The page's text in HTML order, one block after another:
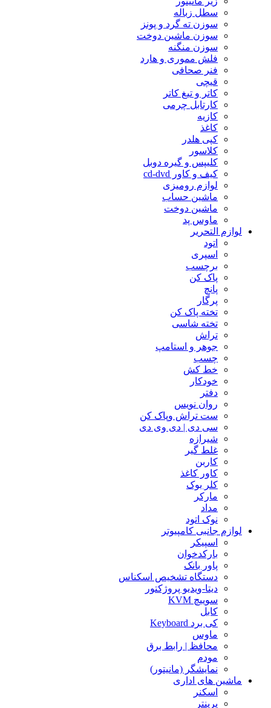
سطل زباله
سوزن ته گرد و پونز
سوزن ماشین دوخت
سوزن منگنه
فلش مموری و هارد
فنر صحافی
قیچی
کاتر و تیغ کاتر
کارتابل چرمی
کازیه
کاغذ
کپی هلدر
کلاسور
کلیپس و گیره دوبل
کیف و کاور cd-dvd
لوازم رومیزی
ماشین حساب
ماشین دوخت
ماوس پد
لوازم التحریر
اتود
اسپری
برچسب
پاک کن
پانچ
پرگار
تخته پاک کن
تخته شاسی
تراش
جوهر و استامپ
چسب
خط کش
خودکار
دفتر
روان نویس
ست تراش وپاک کن
سی دی | دی وی دی
شیرازه
غلط گیر
کاربن
کاور کاغذ
کلر بوک
مارکر
مداد
نوک اتود
لوازم جانبی کامپیوتر
اسپیکر
بارکدخوان
پاور بانک
دستگاه تشخیص اسکناس
دیتا-ویدیو پروژکتور
سوییچ KVM
کابل
کی برد Keyboard
ماوس
محافظ | رابط برق
مودم
نمایشگر (مانیتور)
ماشین های اداری
اسکنر
پرینتر